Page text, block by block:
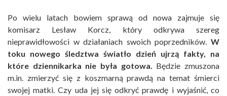
Po wielu latach bowiem sprawą od nowa zajmuje się
komisarz Lesław Korcz, który odkrywa szereg
nieprawidłowości w działaniach swoich poprzedników. W
toku nowego śledztwa światło dzień ujrzą fakty, na
które dziennikarka nie była gotowa. Będzie zmuszona
m.in. zmierzyć się z koszmarną prawdą na temat śmierci
swojej matki. Czy uda jej się odkryć prawdę i wyjaśnić, co